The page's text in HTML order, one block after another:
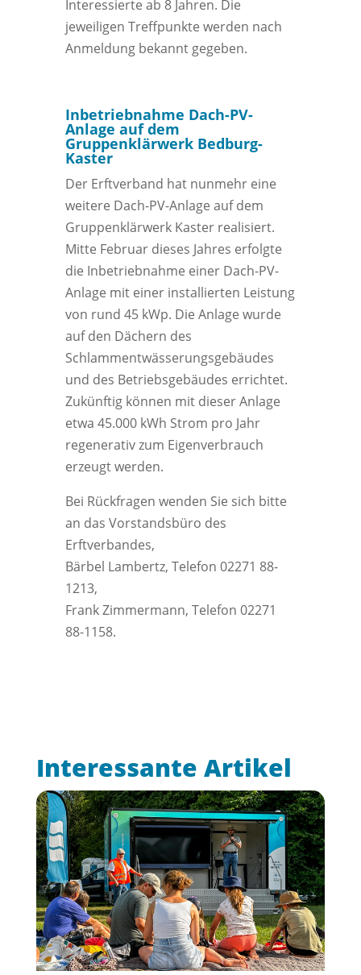
Interessierte ab 8 Jahren. Die
jeweiligen Treffpunkte werden nach
Anmeldung bekannt gegeben.
Inbetriebnahme Dach-PV-
Anlage auf dem
Gruppenklärwerk Bedburg-
Kaster
Der Erftverband hat nunmehr eine
weitere Dach-PV-Anlage auf dem
Gruppenklärwerk Kaster realisiert.
Mitte Februar dieses Jahres erfolgte
die Inbetriebnahme einer Dach-PV-
Anlage mit einer installierten Leistung
von rund 45 kWp. Die Anlage wurde
auf den Dächern des
Schlammentwässerungsgebäudes
und des Betriebsgebäudes errichtet.
Zukünftig können mit dieser Anlage
etwa 45.000 kWh Strom pro Jahr
regenerativ zum Eigenverbrauch
erzeugt werden.
Bei Rückfragen wenden Sie sich bitte
an das Vorstandsbüro des
Erftverbandes,
Bärbel Lambertz, Telefon 02271 88-
1213,
Frank Zimmermann, Telefon 02271
88-1158.
Interessante Artikel